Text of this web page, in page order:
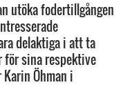
utöka fodertillgången
delaktiga i att ta
för sina respektive
Öhman i